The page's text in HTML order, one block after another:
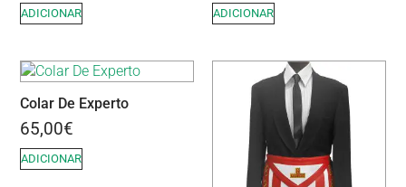
ADICIONAR ADICIONAR
Colar De Experto
65,00€
ADICIONAR